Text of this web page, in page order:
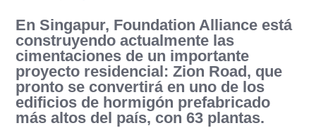
En Singapur, Foundation Alliance está
construyendo actualmente las
cimentaciones de un importante
proyecto residencial: Zion Road, que
pronto se convertirá en uno de los
edificios de hormigón prefabricado
más altos del país, con 63 plantas.